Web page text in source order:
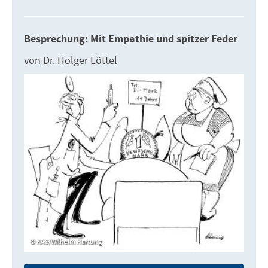
Besprechung: Mit Empathie und spitzer Feder
von Dr. Holger Löttel
KAS/Wilhelm Hartung